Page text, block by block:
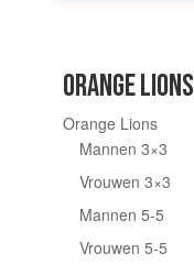
ORANGE LIONS
Orange Lions
Mannen 3×3
Vrouwen 3×3
Mannen 5-5
Vrouwen 5-5